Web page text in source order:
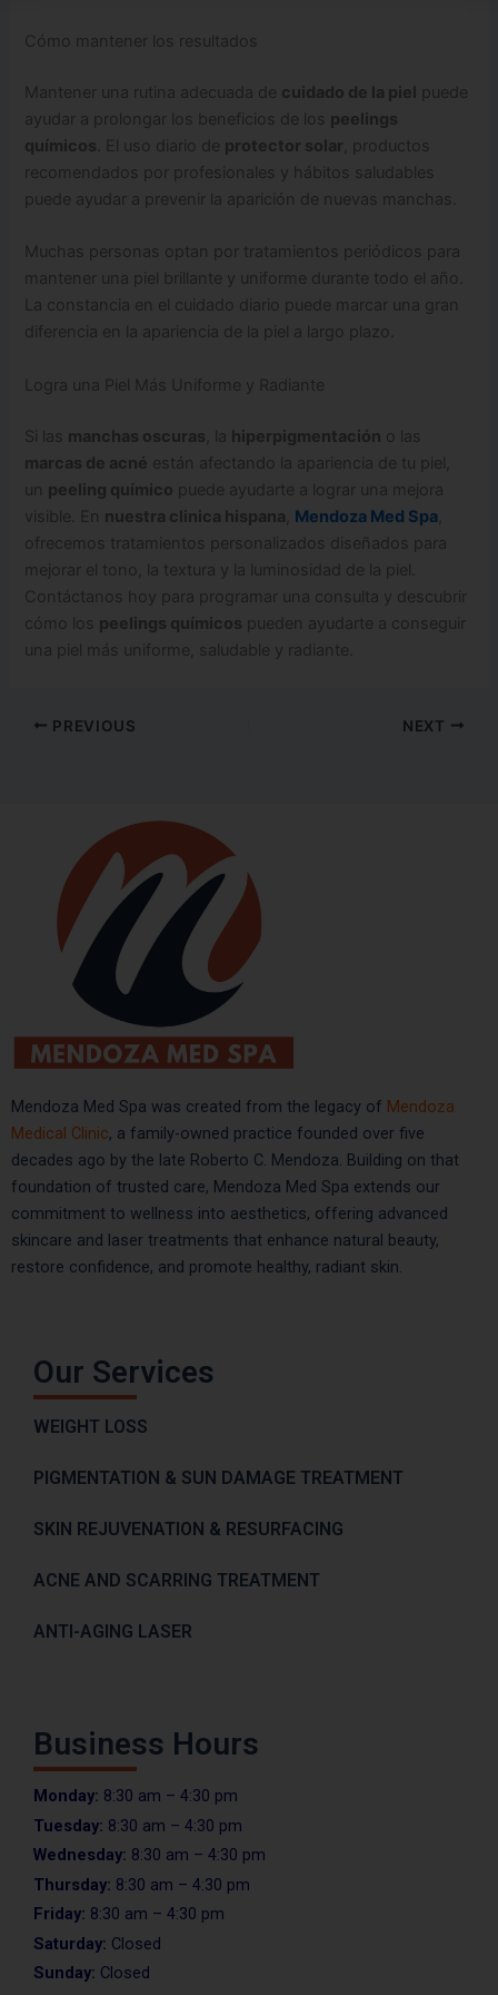
Cómo mantener los resultados
Mantener una rutina adecuada de cuidado de la piel puede
ayudar a prolongar los beneficios de los peelings
químicos . El uso diario de protector solar , productos
recomendados por profesionales y hábitos saludables
puede ayudar a prevenir la aparición de nuevas manchas.
Muchas personas optan por tratamientos periódicos para
mantener una piel brillante y uniforme durante todo el año.
La constancia en el cuidado diario puede marcar una gran
diferencia en la apariencia de la piel a largo plazo.
Logra una Piel Más Uniforme y Radiante
Si las manchas oscuras , la hiperpigmentación o las
marcas de acné están afectando la apariencia de tu piel,
un peeling químico puede ayudarte a lograr una mejora
visible. En nuestra clinica hispana Mendoza Med Spa
ofrecemos tratamientos personalizados diseñados para
mejorar el tono, la textura y la luminosidad de la piel.
Contáctanos hoy para programar una consulta y descubrir
cómo los peelings químicos pueden ayudarte a conseguir
una piel más uniforme, saludable y radiante.
PREVIOUS NEXT
Mendoza Med Spa was created from the legacy of Mendoza
Medical Clinic, a family-owned practice founded over five
decades ago by the late Roberto C. Mendoza. Building on that
foundation of trusted care, Mendoza Med Spa extends our
commitment to wellness into aesthetics, offering advanced
skincare and laser treatments that enhance natural beauty,
restore confidence, and promote healthy, radiant skin.
Our Services
WEIGHT LOSS
PIGMENTATION & SUN DAMAGE TREATMENT
SKIN REJUVENATION & RESURFACING
ACNE AND SCARRING TREATMENT
ANTI-AGING LASER
Business Hours
Monday: 8:30 am – 4:30 pm
Tuesday: 8:30 am – 4:30 pm
Wednesday: 8:30 am – 4:30 pm
Thursday: 8:30 am – 4:30 pm
Friday: 8:30 am – 4:30 pm
Saturday: Closed
Sunday: Closed